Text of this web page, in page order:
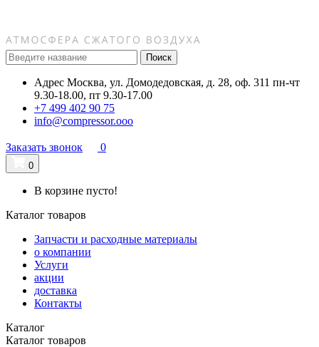
Поиск
Адрес Москва, ул. Домодедовская, д. 28, оф. 311 пн-чт
9.30-18.00, пт 9.30-17.00
+7 499 402 90 75
info@compressor.ooo
Заказать звонок 0
0
В корзине пусто!
Каталог товаров
Запчасти и расходные материалы
о компании
Услуги
акции
доставка
Контакты
Каталог
Каталог товаров